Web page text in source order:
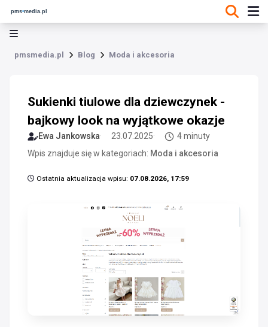
pmsmedia.pl Blog Moda i akcesoria
Sukienki tiulowe dla dziewczynek -
bajkowy look na wyjątkowe okazje
Ewa Jankowska 23.07.2025
4 minuty
Wpis znajduje się w kategoriach: Moda i akcesoria
Ostatnia aktualizacja wpisu: 07.08.2026, 17:59